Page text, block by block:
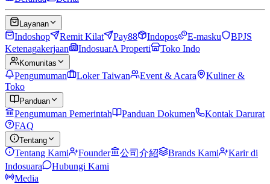
Layanan
Indoshop Remit Kilat Pay88 Indopos E-masku
BPJS
Ketenagakerjaan
IndosuarA Properti Toko Indo
Komunitas
Pengumuman Loker Taiwan Event & Acara
Kuliner &
Toko
Panduan
Pengumuman Pemerintah Panduan Dokumen
Kontak Darurat
FAQ
Tentang
Tentang Kami Founder 公司介紹 Brands Kami
Karir di
Indosuara
Hubungi Kami
Media